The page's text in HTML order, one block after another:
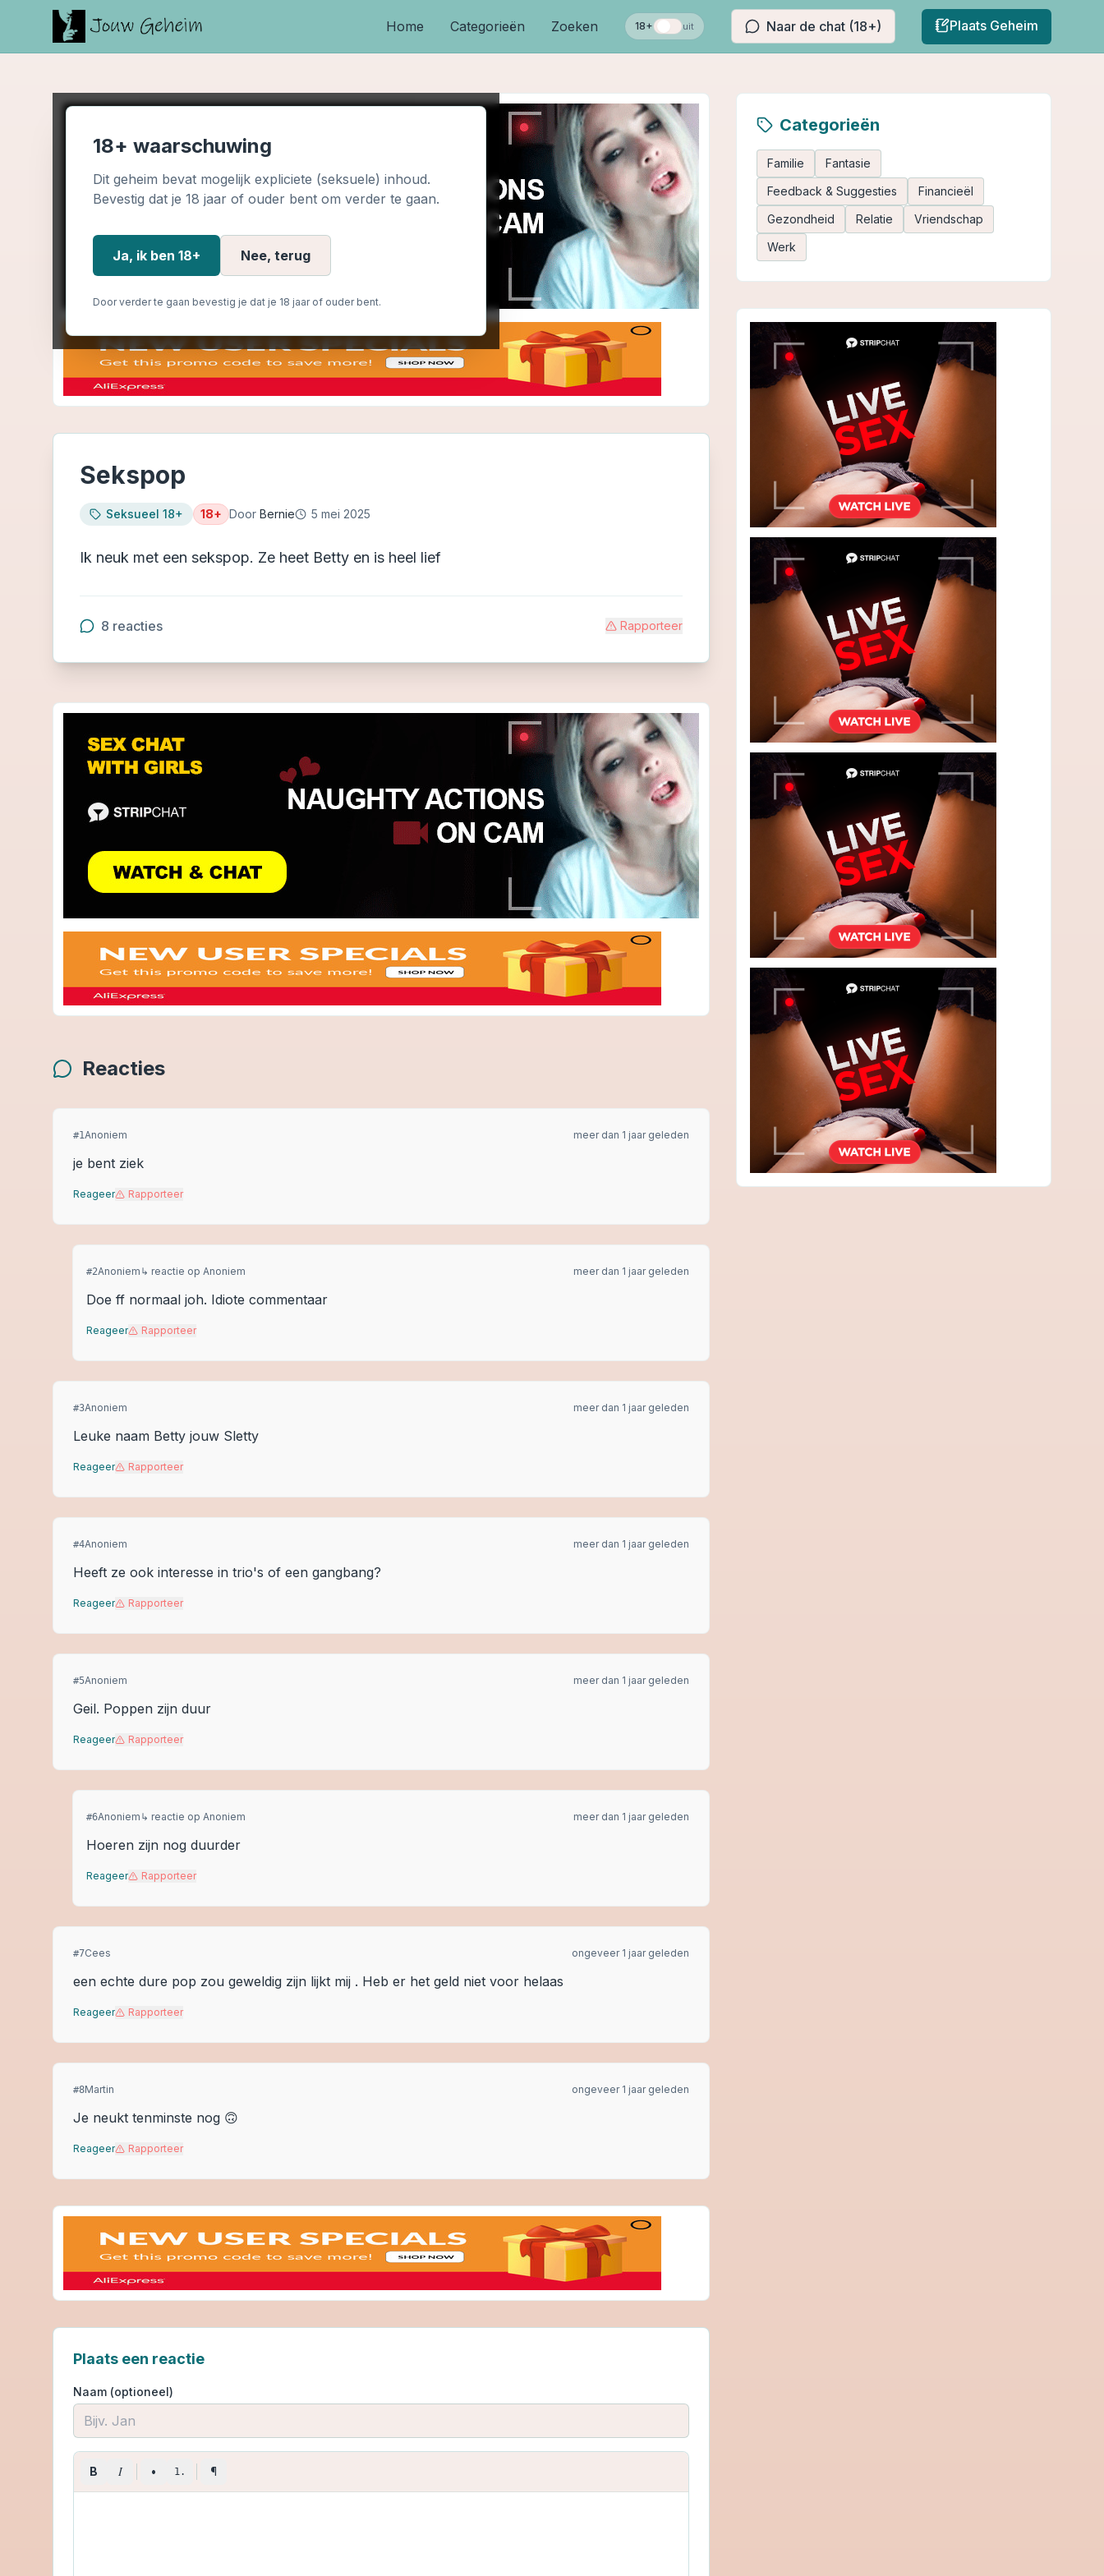
Home Categorieën Zoeken 18+ uit Naar de chat (18+) Plaats Geheim
18+ waarschuwing
Dit geheim bevat mogelijk expliciete (seksuele) inhoud.
Bevestig dat je 18 jaar of ouder bent om verder te gaan.
Ja, ik ben 18+ Nee, terug
Door verder te gaan bevestig je dat je 18 jaar of ouder bent.
Sekspop
Seksueel 18+ 18+ Door Bernie 5 mei 2025
Ik neuk met een sekspop. Ze heet Betty en is heel lief
8 reacties Rapporteer
Reacties
#1Anoniem meer dan 1 jaar geleden
je bent ziek
Reageer Rapporteer
#2Anoniem ↳ reactie op Anoniem meer dan 1 jaar geleden
Doe ff normaal joh. Idiote commentaar
Reageer Rapporteer
#3Anoniem meer dan 1 jaar geleden
Leuke naam Betty jouw Sletty
Reageer Rapporteer
#4Anoniem meer dan 1 jaar geleden
Heeft ze ook interesse in trio's of een gangbang?
Reageer Rapporteer
#5Anoniem meer dan 1 jaar geleden
Geil. Poppen zijn duur
Reageer Rapporteer
#6Anoniem ↳ reactie op Anoniem meer dan 1 jaar geleden
Hoeren zijn nog duurder
Reageer Rapporteer
#7Cees ongeveer 1 jaar geleden
een echte dure pop zou geweldig zijn lijkt mij . Heb er het geld niet voor helaas
Reageer Rapporteer
#8Martin ongeveer 1 jaar geleden
Je neukt tenminste nog 🙃
Reageer Rapporteer
Plaats een reactie
Naam (optioneel)
B I • 1. ¶
Categorieën
Familie
Fantasie
Feedback & Suggesties
Financieël
Gezondheid
Relatie
Vriendschap
Werk